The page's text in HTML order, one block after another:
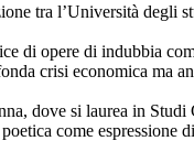
tra l’Università degli
di opere di indubbia
crisi economica ma
dove si laurea in
come